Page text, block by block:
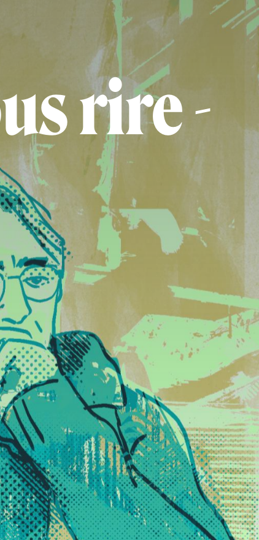
rire -